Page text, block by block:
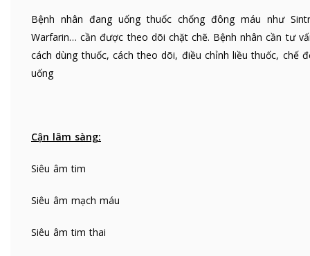
Bệnh nhân đang uống thuốc chống đông máu như
Warfarin… cần được theo dõi chặt chẽ. Bệnh nhân cần tư
cách dùng thuốc, cách theo dõi, điều chỉnh liều thuốc, chế
uống
Cận lâm sàng:
Siêu âm tim
Siêu âm mạch máu
Siêu âm tim thai